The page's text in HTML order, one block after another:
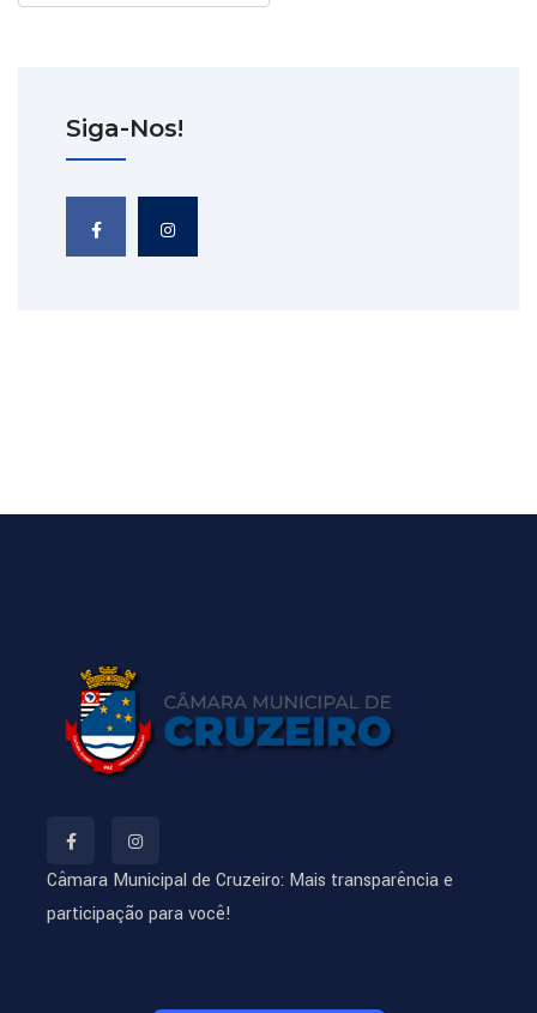
Siga-Nos!
Câmara Municipal de Cruzeiro: Mais transparência e
participação para você!